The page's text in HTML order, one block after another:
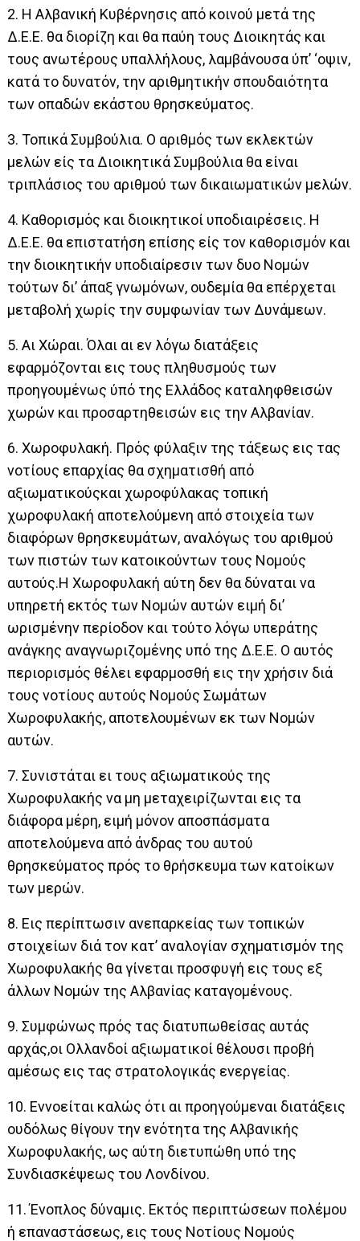
2. Η Αλβανική Κυβέρνησις από κοινού μετά της
Δ.Ε.Ε. θα διορίζη και θα παύη τους Διοικητάς και
τους ανωτέρους υπαλλήλους, λαμβάνουσα ύπ’ ‘οψιν,
κατά το δυνατόν, την αριθμητικήν σπουδαιότητα
των οπαδών εκάστου θρησκεύματος.
3. Τοπικά Συμβούλια. Ο αριθμός των εκλεκτών
μελών είς τα Διοικητικά Συμβούλια θα είναι
τριπλάσιος του αριθμού των δικαιωματικών μελών.
4. Καθορισμός και διοικητικοί υποδιαιρέσεις. Η
Δ.Ε.Ε. θα επιστατήση επίσης είς τον καθορισμόν και
την διοικητικήν υποδιαίρεσιν των δυο Νομών
τούτων δι’ άπαξ γνωμόνων, ουδεμία θα επέρχεται
μεταβολή χωρίς την συμφωνίαν των Δυνάμεων.
5. Αι Χώραι. Όλαι αι εν λόγω διατάξεις
εφαρμόζονται εις τους πληθυσμούς των
προηγουμένως ύπό της Ελλάδος καταληφθεισών
χωρών και προσαρτηθεισών εις την Αλβανίαν.
6. Χωροφυλακή. Πρός φύλαξιν της τάξεως εις τας
νοτίους επαρχίας θα σχηματισθή από
αξιωματικούςκαι χωροφύλακας τοπική
χωροφυλακή αποτελούμενη από στοιχεία των
διαφόρων θρησκευμάτων, αναλόγως του αριθμού
των πιστών των κατοικούντων τους Νομούς
αυτούς.Η Χωροφυλακή αύτη δεν θα δύναται να
υπηρετή εκτός των Νομών αυτών ειμή δι’
ωρισμένην περίοδον και τούτο λόγω υπεράτης
ανάγκης αναγνωριζομένης υπό της Δ.Ε.Ε. Ο αυτός
περιορισμός θέλει εφαρμοσθή εις την χρήσιν διά
τους νοτίους αυτούς Νομούς Σωμάτων
Χωροφυλακής, αποτελουμένων εκ των Νομών
αυτών.
7. Συνιστάται ει τους αξιωματικούς της
Χωροφυλακής να μη μεταχειρίζωνται εις τα
διάφορα μέρη, ειμή μόνον αποσπάσματα
αποτελούμενα από άνδρας του αυτού
θρησκεύματος πρός το θρήσκευμα των κατοίκων
των μερών.
8. Εις περίπτωσιν ανεπαρκείας των τοπικών
στοιχείων διά τον κατ’ αναλογίαν σχηματισμόν της
Χωροφυλακής θα γίνεται προσφυγή εις τους εξ
άλλων Νομών της Αλβανίας καταγομένους.
9. Συμφώνως πρός τας διατυπωθείσας αυτάς
αρχάς,οι Ολλανδοί αξιωματικοί θέλουσι προβή
αμέσως εις τας στρατολογικάς ενεργείας.
10. Εννοείται καλώς ότι αι προηγούμεναι διατάξεις
ουδόλως θίγουν την ενότητα της Αλβανικής
Χωροφυλακής, ως αύτη διετυπώθη υπό της
Συνδιασκέψεως του Λονδίνου.
11. Ένοπλος δύναμις. Εκτός περιπτώσεων πολέμου
ή επαναστάσεως, εις τους Νοτίους Νομούς